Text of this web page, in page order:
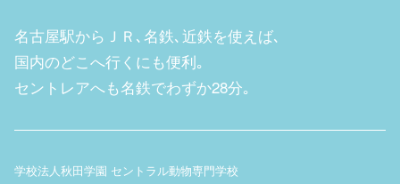
名古屋駅からＪＲ､名鉄､近鉄を使えば､
国内のどこへ行くにも便利｡
セントレアへも名鉄でわずか28分｡
学校法人秋田学園 セントラル動物専門学校